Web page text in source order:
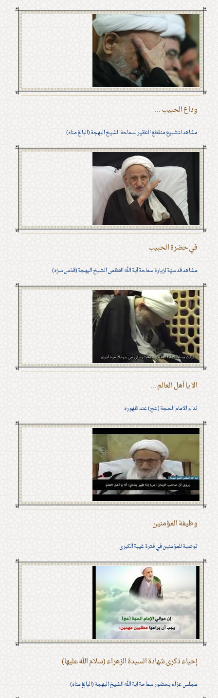
وداع الحبيب ...
مشاهد لتشييع منقطع النظير لسماحة الشيخ البهجة (البالغ مناه)
في حضرة الحبيب
مشاهد قدسيّة لزيارة سماحة آية الله العظمى الشيخ البهجة (قدّس سرّه)
الا يا أهل العالم ...
نداء الامام الحجة (عج) عند ظهوره
وظيفة المؤمنين
توصية للمؤمنين في فترة غيبة الكبرى
إحياء ذكرى شهادة السيدة الزهراء (سلام الله عليها)
مجلس عزاء بحضور سماحة آية الله الشيخ البهجة (البالغ مناه)